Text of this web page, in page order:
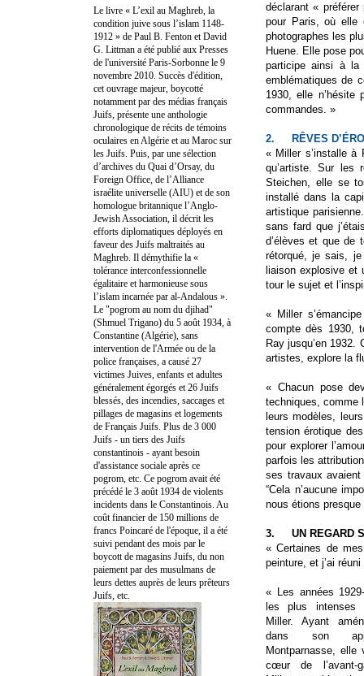
déclarant «
pour Paris, où elle
photographes les
Huene. Elle pose
participe ainsi à la
emblématiques de
1930, elle n’hésite
commandes. »
2.
RÊVES
« Miller s’installe à
qu’artiste. Sur les
Steichen, elle se
installé dans la
artistique
sans fard que
d’élèves et que
rétorqué, je sais,
liaison explosive et
tour le sujet et
« Miller
compte dès 1930,
Ray jusqu’en
artistes, explore la
« Chacun pose
techniques, comme
leurs modèles,
tension érotique
pour explorer
parfois les
ses travaux
“Cela n’aucune
nous étions
3.
UN REGARD
« Certaines de
peinture, et j’ai
« Les années
les plus
Miller. Ayant
dans son
Montparnasse,
cœur de l’avant-
Le livre « L’exil au Maghreb, la
condition juive sous l’islam 1148-
1912 » de Paul B. Fenton et David
G. Littman a été publié aux Presses
de l'université Paris-Sorbonne le 9
novembre 2010. Succès d'édition,
cet ouvrage majeur, boycotté
notamment par des médias français
Juifs, présente une anthologie
chronologique de récits de témoins
oculaires en Algérie et au Maroc sur
les Juifs. Puis, par une sélection
d’archives du Quai d’Orsay, du
Foreign Office, de l’Alliance
israélite universelle (AIU) et de son
homologue britannique l’Anglo-
Jewish Association, il décrit les
efforts diplomatiques déployés en
faveur des Juifs maltraités au
Maghreb. Il démythifie la «
tolérance interconfessionnelle
égalitaire et harmonieuse sous
l’islam incarnée par al-Andalous ».
Le "pogrom au nom du djihad"
(Shmuel Trigano) du 5 août 1934, à
Constantine (Algérie), sans
intervention de l'Armée ou de la
police françaises, a causé 27
victimes Juives, enfants et adultes
généralement égorgés et 26 Juifs
blessés, des incendies, saccages et
pillages de magasins et logements
de Français Juifs. Plus de 3 000
Juifs - un tiers des Juifs
constantinois - ayant besoin
d'assistance sociale après ce
pogrom, etc. Ce pogrom avait été
précédé le 3 août 1934 de violents
incidents dans le Constantinois. Au
coût financier de 150 millions de
francs Poincaré de l'époque, il a été
suivi pendant des mois par le
boycott de magasins Juifs, du non
paiement par des musulmans de
leurs dettes auprès de leurs prêteurs
Juifs, etc.